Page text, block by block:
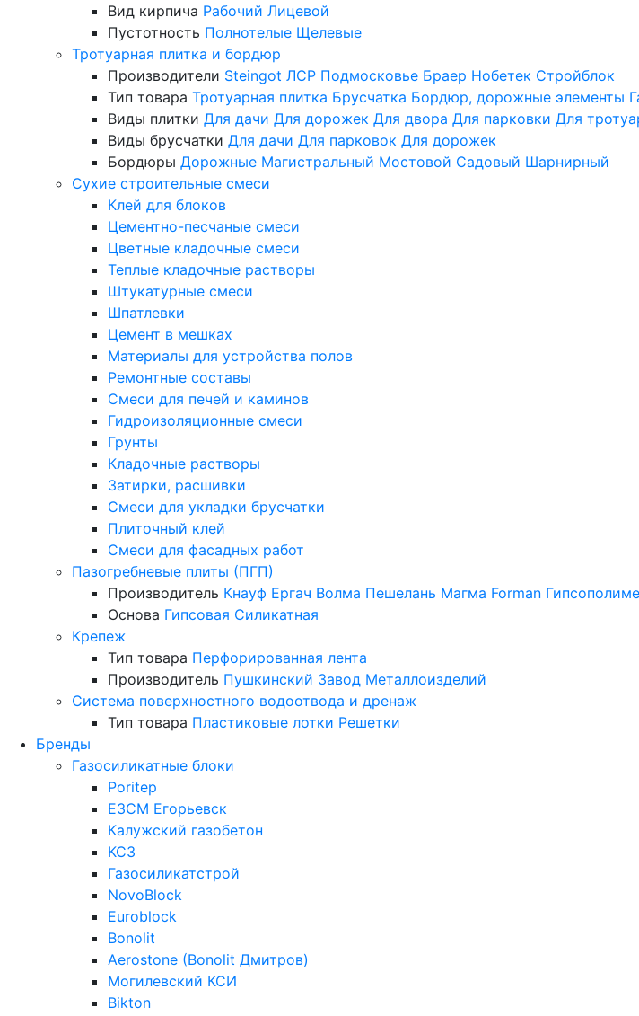
Вид кирпича Рабочий Лицевой
Пустотность Полнотелые Щелевые
Тротуарная плитка и бордюр
Производители Steingot ЛСР Подмосковье Браер Нобетек Стройблок
Тип товара Тротуарная плитка Брусчатка Бордюр, дорожные элементы
Виды плитки Для дачи Для дорожек Для двора Для парковки Для
Виды брусчатки Для дачи Для парковок Для дорожек
Бордюры Дорожные Магистральный Мостовой Садовый Шарнирный
Сухие строительные смеси
Клей для блоков
Цементно-песчаные смеси
Цветные кладочные смеси
Теплые кладочные растворы
Штукатурные смеси
Шпатлевки
Цемент в мешках
Материалы для устройства полов
Ремонтные составы
Смеси для печей и каминов
Гидроизоляционные смеси
Грунты
Кладочные растворы
Затирки, расшивки
Смеси для укладки брусчатки
Плиточный клей
Смеси для фасадных работ
Пазогребневые плиты (ПГП)
Производитель Кнауф Ергач Волма Пешелань Магма Forman
Основа Гипсовая Силикатная
Крепеж
Тип товара Перфорированная лента
Производитель Пушкинский Завод Металлоизделий
Система поверхностного водоотвода и дренаж
Тип товара Пластиковые лотки Решетки
Бренды
Газосиликатные блоки
Poritep
ЕЗСМ Егорьевск
Калужский газобетон
КСЗ
Газосиликатстрой
NovoBlock
Euroblock
Bonolit
Aerostone (Bonolit Дмитров)
Могилевский КСИ
Bikton